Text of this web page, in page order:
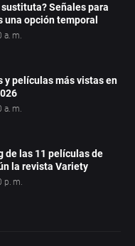
Señales para
una opción temporal
m.
y películas más vistas en
m.
de las 11 películas de
la revista Variety
m.